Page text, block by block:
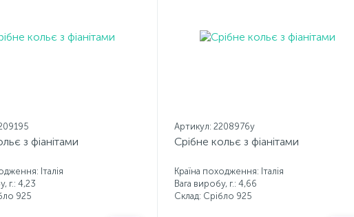
з фіанітами
Італія
г.: 4,23
925
Артикул: 2208976y
Срібне кольє з фіанітами
Країна походження: Італія
Вага виробу, г.: 4,66
Склад: Срібло 925